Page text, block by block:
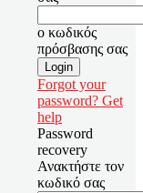
ο κωδικός
πρόσβασης σας
Forgot your
password? Get
help
Password
recovery
Ανακτήστε τον
κωδικό σας